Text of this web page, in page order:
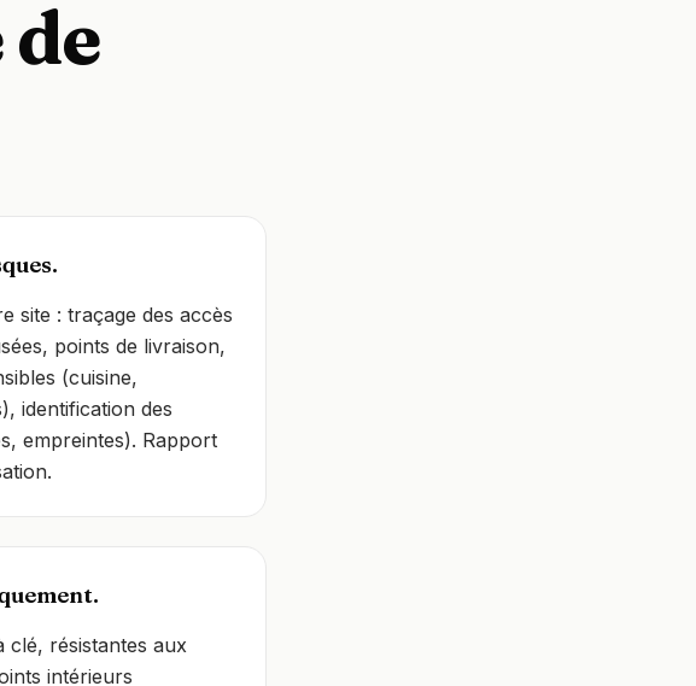
site : traçage des accès
points de livraison,
(cuisine,
identification des
empreintes). Rapport
clé, résistantes aux
intérieurs